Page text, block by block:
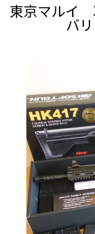
東京マルイ
バ